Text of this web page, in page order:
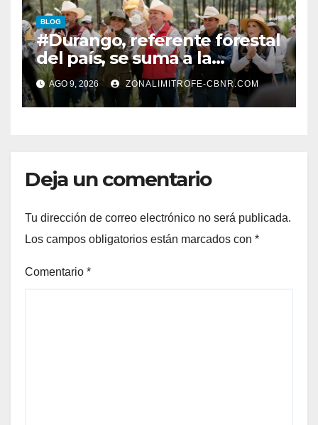
BLOG
#Durango, referente forestal
del país, se suma a la
Jornada Nacional de
Reforestación de la
Presidenta Claudia con la
AGO 9, 2026 ZONALIMITROFE-CBNR.COM
Deja un comentario
Tu dirección de correo electrónico no será publicada.
Los campos obligatorios están marcados con *
Comentario *